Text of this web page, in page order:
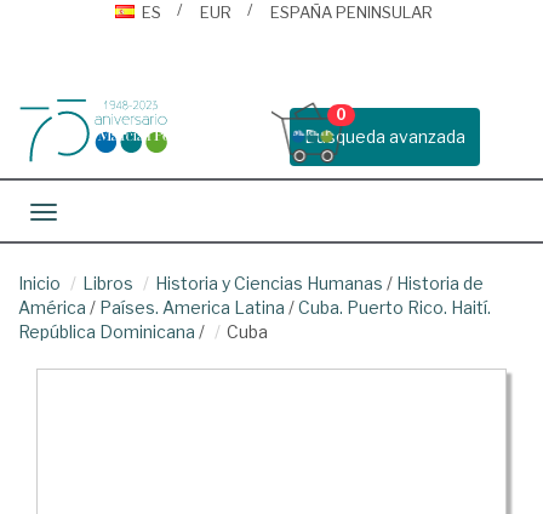
ES
EUR ESPAÑA PENINSULAR
Busqueda avanzada
0
Toggle navigation
Inicio Libros Historia y Ciencias Humanas / Historia de
América / Países. America Latina /Cuba. Puerto Rico. Haití.
República Dominicana / Cuba